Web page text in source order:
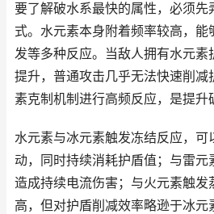
要了解破水系最快的属性，必须先
式。水元素本身附着频率较高，能
发等多种反应。当敌人拥有水元素
提升，普通攻击几乎无法快速削减
素克制机制进行高频反应，是提升
水元素与冰元素触发冻结反应，可
动，同时持续消耗护盾值；与雷元
造成持续电流伤害；与火元素触发
高，但对护盾削减效率略逊于冰元